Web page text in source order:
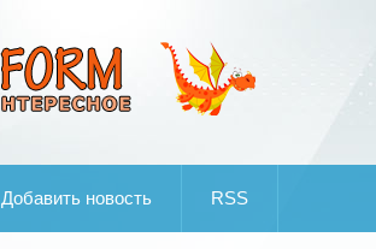
Добавить новость RSS